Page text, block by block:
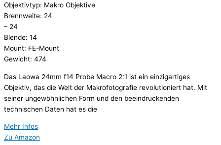
Objektivtyp: Makro Objektive
Brennweite: 24
– 24
Blende: 14
Mount: FE-Mount
Gewicht: 474
Das Laowa 24mm f14 Probe Macro 2:1 ist ein einzigartiges
Objektiv, das die Welt der Makrofotografie revolutioniert hat. Mit
seiner ungewöhnlichen Form und den beeindruckenden
technischen Daten hat es die
Mehr Infos
Zu Amazon